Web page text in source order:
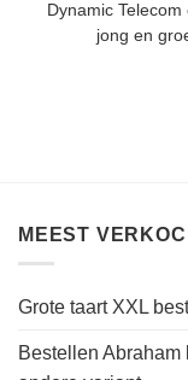
Dynamic
jong en
MEEST
Grote taart XXL
Bestellen